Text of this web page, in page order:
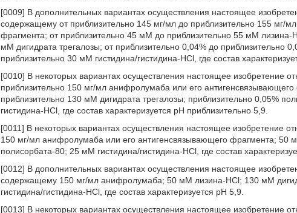
[0009] В дополнительных вариантах осуществления настоящее
содержащему от приблизительно 145 мг/мл до приблизительно 155 мг/
фрагмента; от приблизительно 45 мМ до приблизительно 55 мМ лизина-
мМ дигидрата трегалозы; от приблизительно 0,04% до приблизительно
приблизительно 30 мМ гистидина/гистидина-HCl, где состав
[0010] В некоторых вариантах осуществления настоящее изобретение
приблизительно 150 мг/мл анифролумаба или его
приблизительно 130 мМ дигидрата трегалозы; приблизительно 0,05%
гистидина-HCl, где состав характеризуется рН приблизительно 5,9.
[0011] В некоторых вариантах осуществления настоящее изобретение
150 мг/мл анифролумаба или его антигенсвязывающего фрагмента; 50
полисорбата-80; 25 мМ гистидина/гистидина-HCl, где состав
[0012] В дополнительных вариантах осуществления настоящее
содержащему 150 мг/мл анифролумаба; 50 мМ лизина-HCl; 130 мМ
гистидина/гистидина-HCl, где состав характеризуется рН 5,9.
[0013] В некоторых вариантах осуществления настоящее изобретение